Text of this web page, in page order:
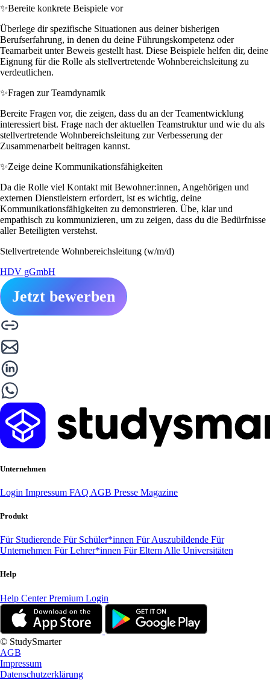
✨Bereite konkrete Beispiele vor
Überlege dir spezifische Situationen aus deiner bisherigen
Berufserfahrung, in denen du deine Führungskompetenz oder
Teamarbeit unter Beweis gestellt hast. Diese Beispiele helfen dir, deine
Eignung für die Rolle als stellvertretende Wohnbereichsleitung zu
verdeutlichen.
✨Fragen zur Teamdynamik
Bereite Fragen vor, die zeigen, dass du an der Teamentwicklung
interessiert bist. Frage nach der aktuellen Teamstruktur und wie du als
stellvertretende Wohnbereichsleitung zur Verbesserung der
Zusammenarbeit beitragen kannst.
✨Zeige deine Kommunikationsfähigkeiten
Da die Rolle viel Kontakt mit Bewohner:innen, Angehörigen und
externen Dienstleistern erfordert, ist es wichtig, deine
Kommunikationsfähigkeiten zu demonstrieren. Übe, klar und
empathisch zu kommunizieren, um zu zeigen, dass du die Bedürfnisse
aller Beteiligten verstehst.
Stellvertretende Wohnbereichsleitung (w/m/d)
HDV gGmbH
Jetzt bewerben
Unternehmen
Login Impressum FAQ AGB Presse Magazine
Produkt
Für Studierende Für Schüler*innen Für Auszubildende Für
Unternehmen Für Lehrer*innen Für Eltern Alle Universitäten
Help
Help CenterPremium Login
© StudySmarter
AGB
Impressum
Datenschutzerklärung